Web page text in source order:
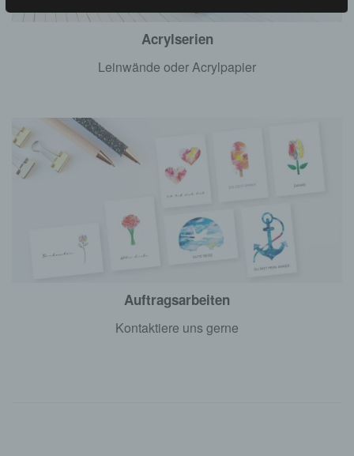
Acrylserien
Leinwände oder Acrylpapier
Auftragsarbeiten
Kontaktiere uns gerne